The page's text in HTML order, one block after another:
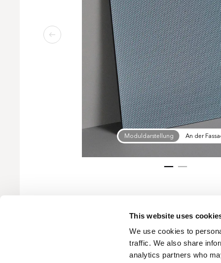
This website uses
We use cookies to
traffic. We also share
analytics partners who
Moduldarstellung An der
Moduldarstellung An der